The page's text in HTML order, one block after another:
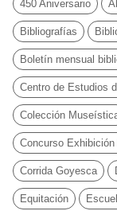
450 Aniversario
Bibliografías
Boletín mensual
Centro de Estudios
Colección
Concurso
Corrida Goyesca
Equitación